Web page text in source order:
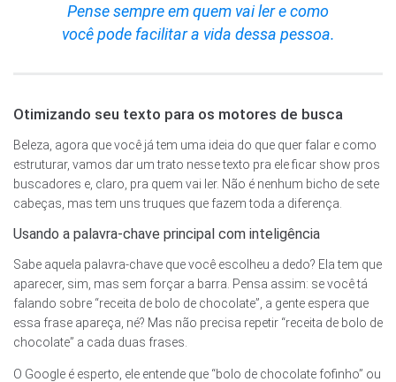
Pense sempre em quem vai ler e como
você pode facilitar a vida dessa pessoa.
Otimizando seu texto para os motores de busca
Beleza, agora que você já tem uma ideia do que quer falar e como
estruturar, vamos dar um trato nesse texto pra ele ficar show pros
buscadores e, claro, pra quem vai ler. Não é nenhum bicho de sete
cabeças, mas tem uns truques que fazem toda a diferença.
Usando a palavra-chave principal com inteligência
Sabe aquela palavra-chave que você escolheu a dedo? Ela tem que
aparecer, sim, mas sem forçar a barra. Pensa assim: se você tá
falando sobre “receita de bolo de chocolate”, a gente espera que
essa frase apareça, né? Mas não precisa repetir “receita de bolo de
chocolate” a cada duas frases.
O Google é esperto, ele entende que “bolo de chocolate fofinho” ou